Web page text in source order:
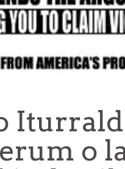
o
ENRIQUE DE